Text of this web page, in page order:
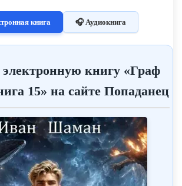
книга 🎧 Аудиокнига
книгу «Граф
15» на сайте Попаданец